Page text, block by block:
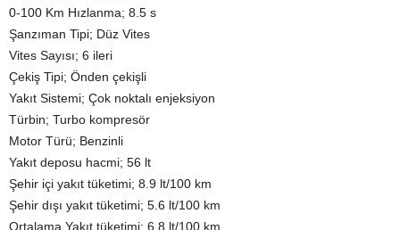
0-100 Km Hızlanma; 8.5 s
Şanzıman Tipi; Düz Vites
Vites Sayısı; 6 ileri
Çekiş Tipi; Önden çekişli
Yakıt Sistemi; Çok noktalı enjeksiyon
Türbin; Turbo kompresör
Motor Türü; Benzinli
Yakıt deposu hacmi; 56 lt
Şehir içi yakıt tüketimi; 8.9 lt/100 km
Şehir dışı yakıt tüketimi; 5.6 lt/100 km
Ortalama Yakıt tüketimi; 6.8 lt/100 km